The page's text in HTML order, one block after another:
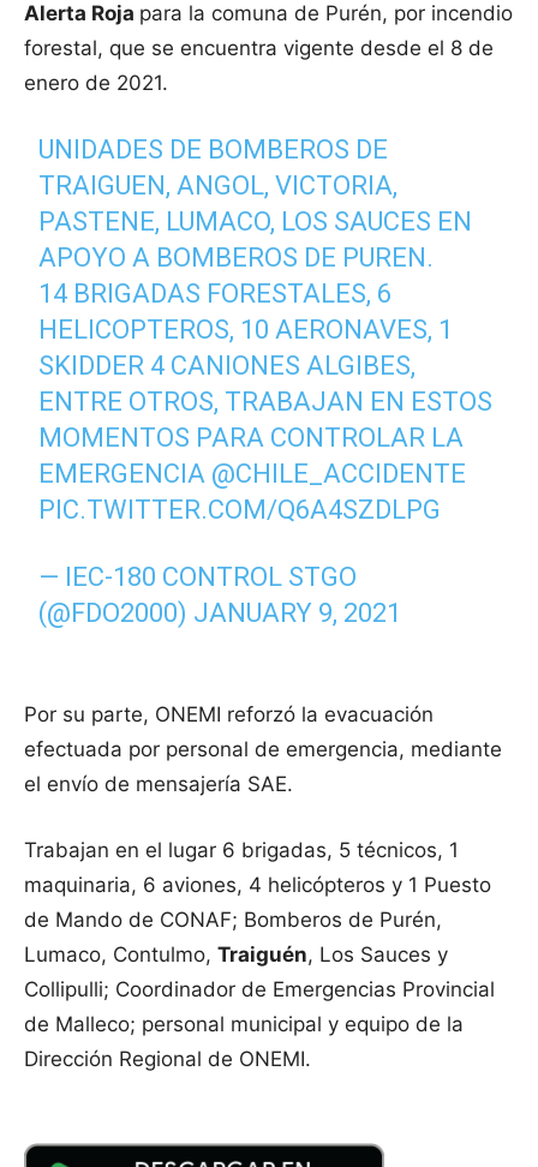
Alerta Roja para la comuna de Purén, por incendio
forestal, que se encuentra vigente desde el 8 de
enero de 2021.
UNIDADES DE BOMBEROS DE
TRAIGUEN, ANGOL, VICTORIA,
PASTENE, LUMACO, LOS SAUCES EN
APOYO A BOMBEROS DE PUREN.
14 BRIGADAS FORESTALES, 6
HELICOPTEROS, 10 AERONAVES, 1
SKIDDER 4 CANIONES ALGIBES,
ENTRE OTROS, TRABAJAN EN ESTOS
MOMENTOS PARA CONTROLAR LA
EMERGENCIA @CHILE_ACCIDENTE
PIC.TWITTER.COM/Q6A4SZDLPG
— IEC-180 CONTROL STGO
(@FDO2000) JANUARY 9, 2021
Por su parte, ONEMI reforzó la evacuación
efectuada por personal de emergencia, mediante
el envío de mensajería SAE.
Trabajan en el lugar 6 brigadas, 5 técnicos, 1
maquinaria, 6 aviones, 4 helicópteros y 1 Puesto
de Mando de CONAF; Bomberos de Purén,
Lumaco, Contulmo, Traiguén, Los Sauces y
Collipulli; Coordinador de Emergencias Provincial
de Malleco; personal municipal y equipo de la
Dirección Regional de ONEMI.